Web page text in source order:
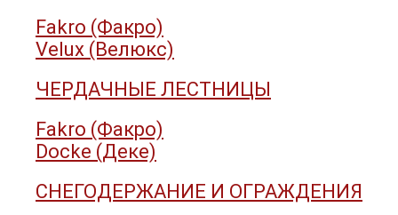
Fakro (Факро)
Velux (Велюкс)
ЧЕРДАЧНЫЕ ЛЕСТНИЦЫ
Fakro (Факро)
Docke (Деке)
СНЕГОДЕРЖАНИЕ И ОГРАЖДЕНИЯ